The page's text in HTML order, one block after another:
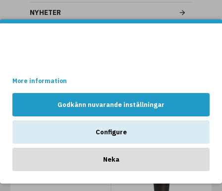
More information
Godkänn nuvarande inställningar
Configure
Neka
NYHETER
ANDRA GILLAR OCKSÅ...